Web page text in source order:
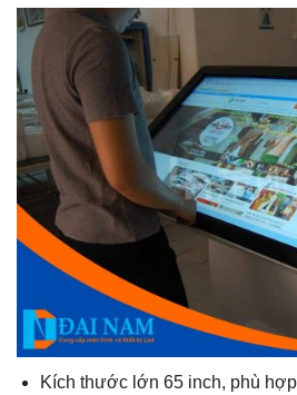
Kích thước lớn 65 inch, phù